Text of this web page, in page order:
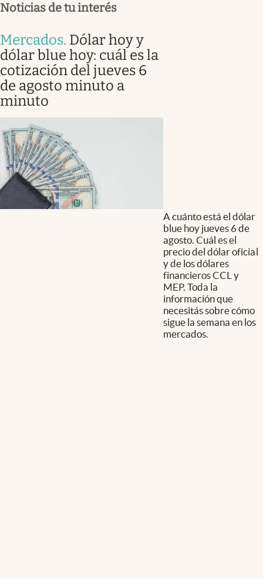
Noticias de tu interés
Mercados. Dólar hoy y
dólar blue hoy: cuál es la
cotización del jueves 6
de agosto minuto a
minuto
A cuánto está el dólar
blue hoy jueves 6 de
agosto. Cuál es el
precio del dólar oficial
y de los dólares
financieros CCL y
MEP. Toda la
información que
necesitás sobre cómo
sigue la semana en los
mercados.